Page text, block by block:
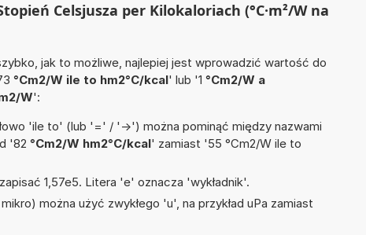
Celsjusza per Kilokaloriach (°C·m²/W na
jak to możliwe, najlepiej jest wprowadzić wartość do
°Cm2/W ile to hm2°C/kcal' lub '1 °Cm2/W a
W':
'ile to' (lub '=' / '->') można pominąć między nazwami
'82 °Cm2/W hm2°C/kcal' zamiast '55 °Cm2/W ile to
1,57e5. Litera 'e' oznacza 'wykładnik'.
można użyć zwykłego 'u', na przykład uPa zamiast